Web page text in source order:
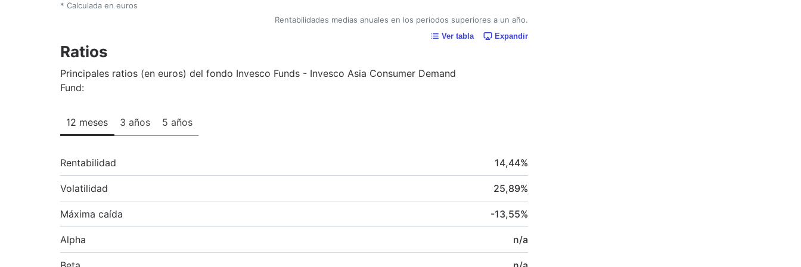
* Calculada en euros
Rentabilidades medias anuales en los periodos superiores a un año.
Ver tabla Expandir
Ratios
Principales ratios (en euros) del fondo Invesco Funds - Invesco Asia Consumer Demand
Fund:
12 meses 3 años 5 años
Rentabilidad 14,44%
Volatilidad 25,89%
Máxima caída -13,55%
Alpha n/a